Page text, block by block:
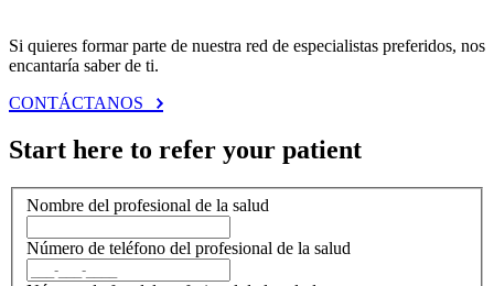
Si quieres formar parte de nuestra red de especialistas preferidos, nos
encantaría saber de ti.
CONTÁCTANOS
Start here to refer your patient
Nombre del profesional de la salud
Número de teléfono del profesional de la salud